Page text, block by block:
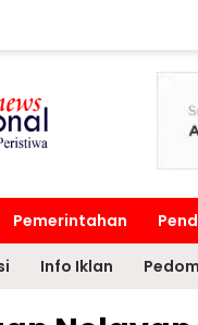
Pemerintahan
Info Iklan